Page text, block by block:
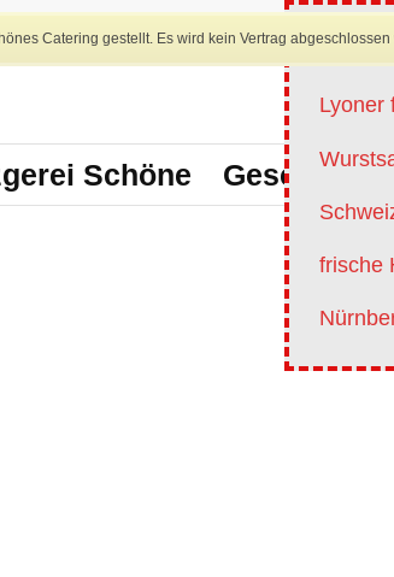
Catering gestellt. Es wird kein Vertrag
Schöne
Lyoner
frische